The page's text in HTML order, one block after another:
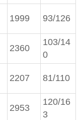
1999 93/126
2360
103/14
0
2207 81/110
2953
120/16
3